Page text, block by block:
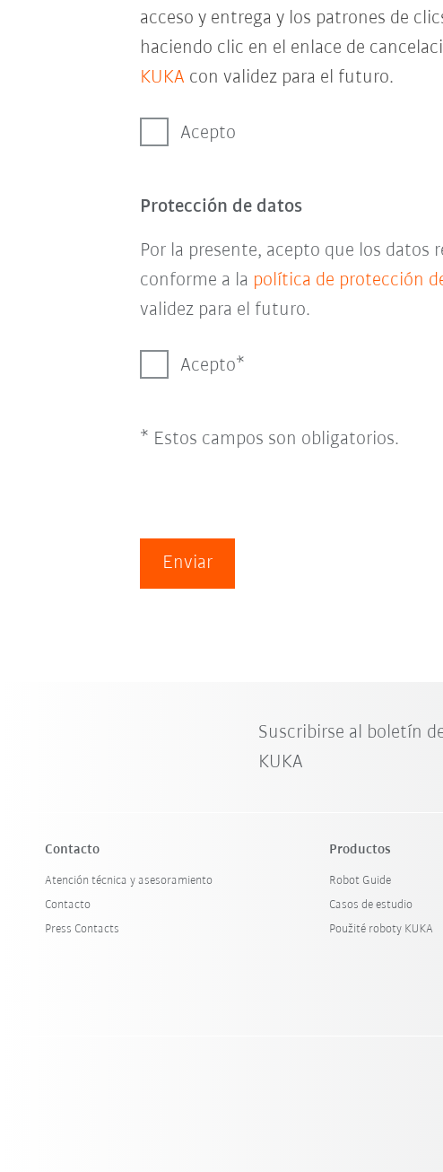
acceso y entrega y los patrones de
haciendo clic en el enlace de
KUKA con validez para el futuro.
Acepto
Protección de datos
Por la presente, acepto que los
conforme a la política de protección
validez para el futuro.
Acepto
* Estos campos son obligatorios.
Enviar
Suscribirse al boletín
KUKA
Contacto
Atención técnica y asesoramiento
Contacto
Press Contacts
Productos
Robot Guide
Casos de estudio
Použité roboty KUKA